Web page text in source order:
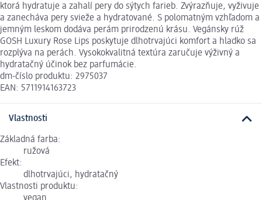
ktorá hydratuje a zahalí pery do sýtych farieb. Zvýrazňuje, vyživuje
a zanecháva pery svieže a hydratované. S polomatným vzhľadom a
jemným leskom dodáva perám prirodzenú krásu. Vegánsky rúž
GOSH Luxury Rose Lips poskytuje dlhotrvajúci komfort a hladko sa
rozplýva na perách. Vysokokvalitná textúra zaručuje výživný a
hydratačný účinok bez parfumácie.
dm-číslo produktu: 2975037
EAN: 5711914163723
Vlastnosti
Základná farba:
ružová
Efekt:
dlhotrvajúci, hydratačný
Vlastnosti produktu: